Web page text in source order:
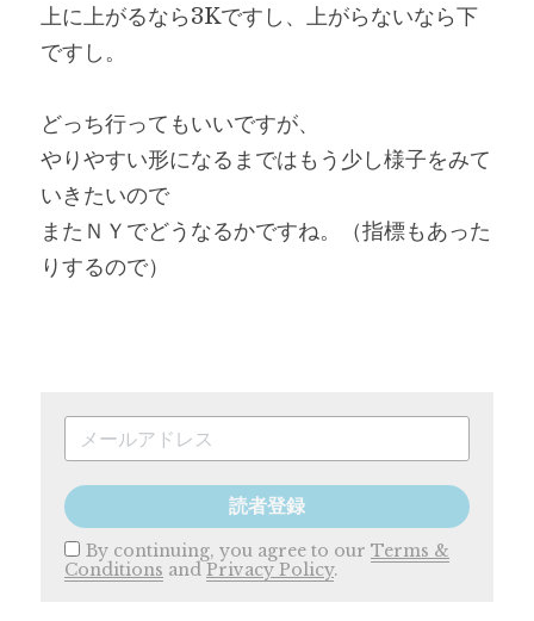
上に上がるなら3Kですし、上がらないなら下
ですし。
どっち行ってもいいですが、
やりやすい形になるまではもう少し様子をみて
いきたいので
またＮＹでどうなるかですね。（指標もあった
りするので）
読者登録
By continuing, you agree to our Terms &
Conditions and Privacy Policy.